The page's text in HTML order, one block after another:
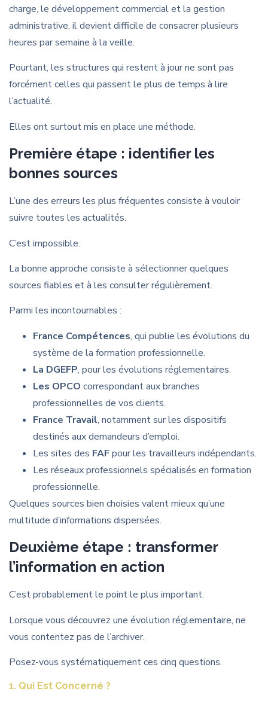
charge, le développement commercial et la gestion
administrative, il devient difficile de consacrer plusieurs
heures par semaine à la veille.
Pourtant, les structures qui restent à jour ne sont pas
forcément celles qui passent le plus de temps à lire
l’actualité.
Elles ont surtout mis en place une méthode.
Première étape : identifier les
bonnes sources
L’une des erreurs les plus fréquentes consiste à vouloir
suivre toutes les actualités.
C’est impossible.
La bonne approche consiste à sélectionner quelques
sources fiables et à les consulter régulièrement.
Parmi les incontournables :
France Compétences, qui publie les évolutions du
système de la formation professionnelle.
La DGEFP, pour les évolutions réglementaires.
Les OPCO correspondant aux branches
professionnelles de vos clients.
France Travail, notamment sur les dispositifs
destinés aux demandeurs d’emploi.
Les sites des FAFpour les travailleurs indépendants.
Les réseaux professionnels spécialisés en formation
professionnelle.
Quelques sources bien choisies valent mieux qu’une
multitude d’informations dispersées.
Deuxième étape : transformer
l’information en action
C’est probablement le point le plus important.
Lorsque vous découvrez une évolution réglementaire, ne
vous contentez pas de l’archiver.
Posez-vous systématiquement ces cinq questions.
1. Qui Est Concerné ?